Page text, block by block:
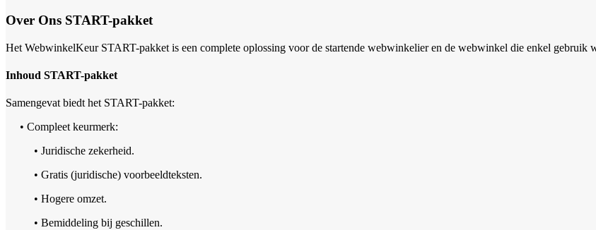
Over Ons START-pakket
Het WebwinkelKeur START-pakket is een complete oplossing voor de startende webwinkelier en de webwinkel die enkel gebruik
Inhoud START-pakket
Samengevat biedt het START-pakket:
• Compleet keurmerk:
• Juridische zekerheid.
• Gratis (juridische) voorbeeldteksten.
• Hogere omzet.
• Bemiddeling bij geschillen.